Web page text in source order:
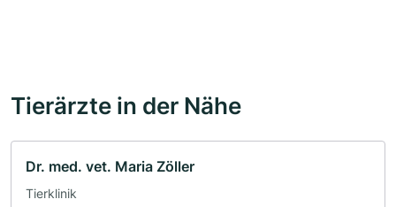
Tierärzte in der Nähe
Dr. med. vet. Maria Zöller
Tierklinik